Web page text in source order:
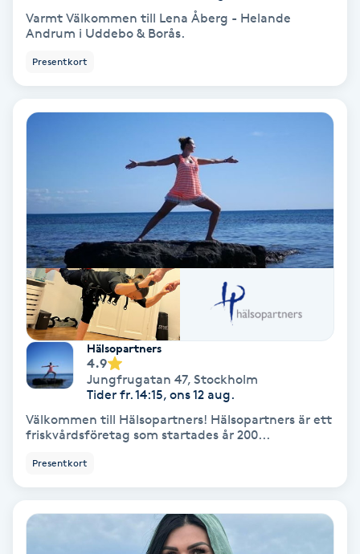
Hudvård
Hyaluronsyra
Hårborttagning
Hårbottenbehandling
Hårförlängning
Hårvård
Idrottsmassage
Varmt Välkommen till Lena Åberg - Helande
Andrum i Uddebo & Borås.
Presentkort
Hälsopartners
4.9
Jungfrugatan 47, Stockholm
Tider fr. 14:15, ons 12 aug.
Välkommen till Hälsopartners! Hälsopartners är ett
friskvårdsföretag som startades år 200...
Presentkort